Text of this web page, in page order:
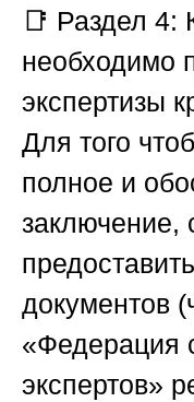
📑 Раздел 4:
необходимо
экспертизы
Для того
полное и
заключение,
документов
«Федерация
экспертов»